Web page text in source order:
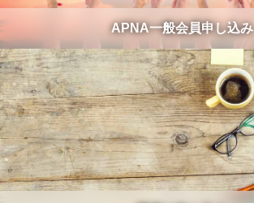
APNA一般会員申し込み